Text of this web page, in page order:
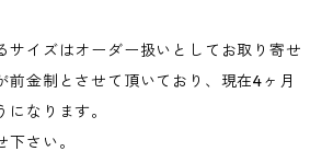
サイズはオーダー扱いとしてお取り寄せ
前金制とさせて頂いており、現在4ヶ月
なります。
さい。